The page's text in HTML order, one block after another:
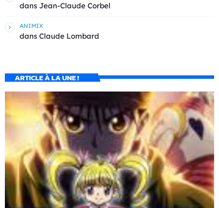
dans Jean-Claude Corbel
ANIMIX
dans Claude Lombard
ARTICLE À LA UNE !